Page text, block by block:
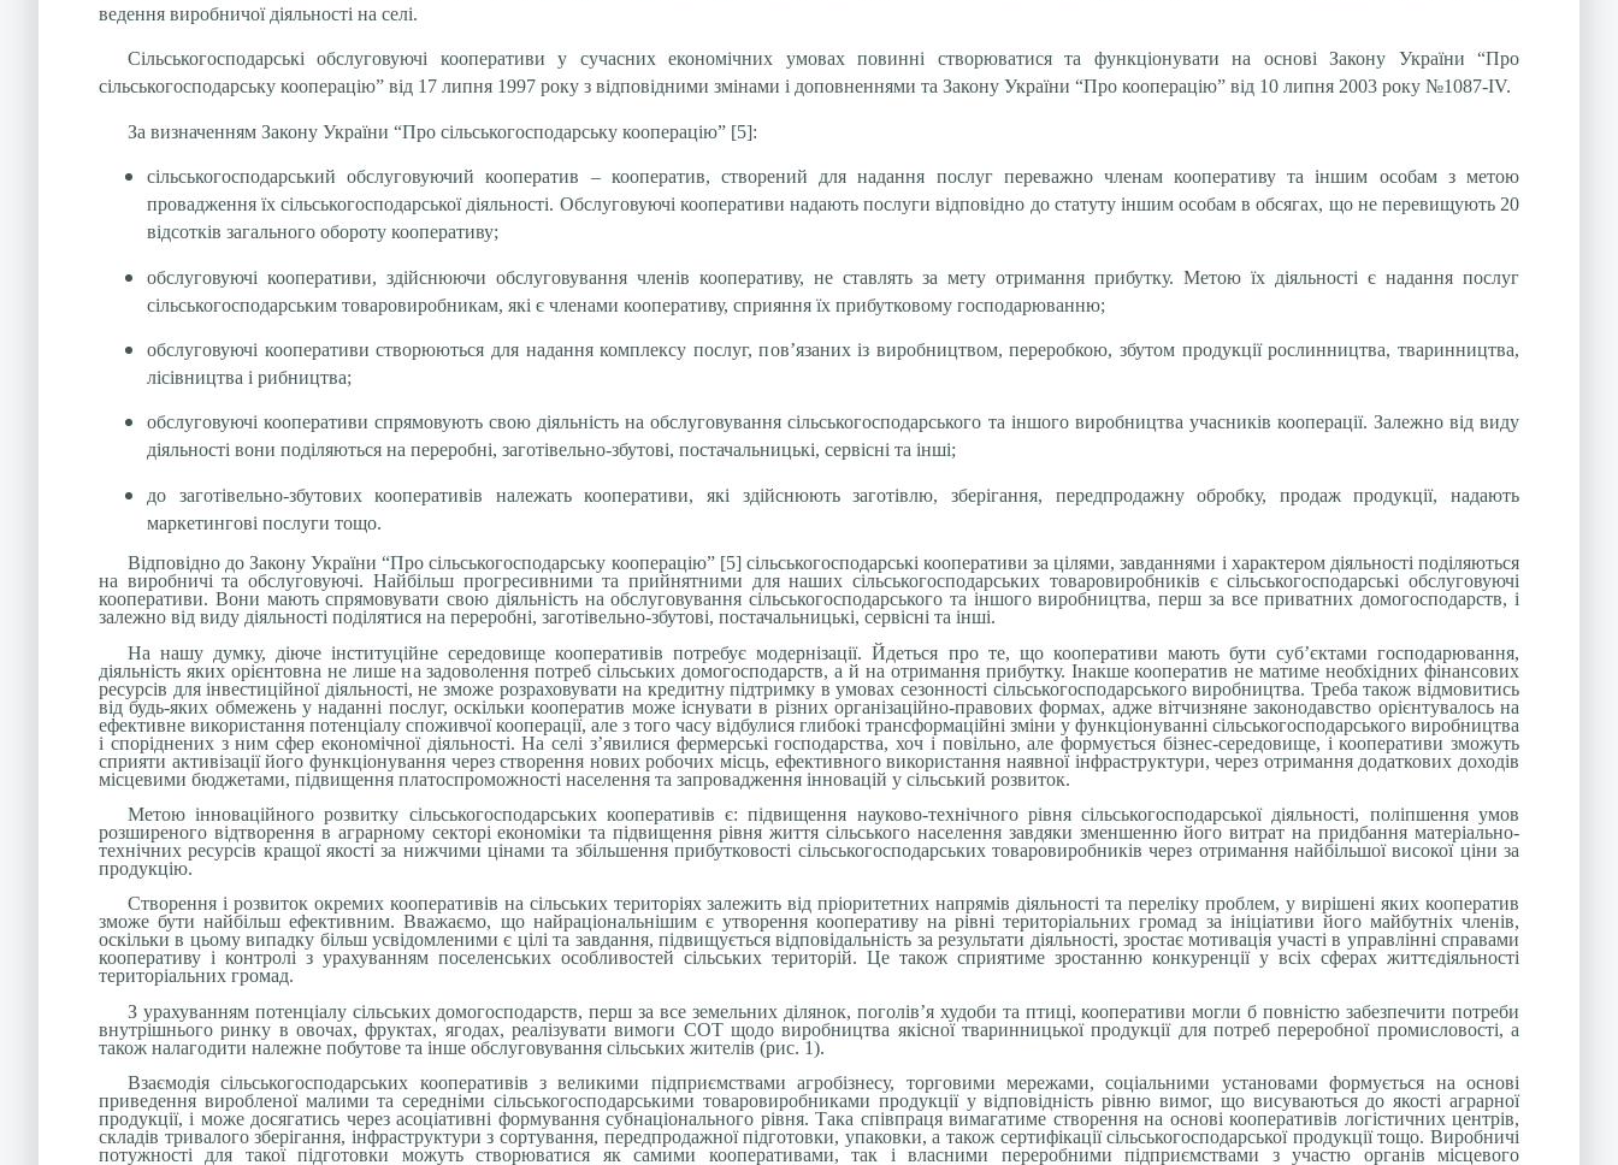
ведення виробничої діяльності на селі.
Сільськогосподарські обслуговуючі кооперативи у сучасних економічних умовах повинні створюватися та функціонувати на основі Закону України “Про
сільськогосподарську кооперацію” від 17 липня 1997 року з відповідними змінами і доповненнями та Закону України “Про кооперацію” від 10 липня 2003 року №1087-IV.
За визначенням Закону України “Про сільськогосподарську кооперацію” [5]:
сільськогосподарський обслуговуючий кооператив – кооператив, створений для надання послуг переважно членам кооперативу та іншим особам з метою
провадження їх сільськогосподарської діяльності. Обслуговуючі кооперативи надають послуги відповідно до статуту іншим особам в обсягах, що не перевищують 20
відсотків загального обороту кооперативу;
обслуговуючі кооперативи, здійснюючи обслуговування членів кооперативу, не ставлять за мету отримання прибутку. Метою їх діяльності є надання послуг
сільськогосподарським товаровиробникам, які є членами кооперативу, сприяння їх прибутковому господарюванню;
обслуговуючі кооперативи створюються для надання комплексу послуг, пов’язаних із виробництвом, переробкою, збутом продукції рослинництва, тваринництва,
лісівництва і рибництва;
обслуговуючі кооперативи спрямовують свою діяльність на обслуговування сільськогосподарського та іншого виробництва учасників кооперації. Залежно від виду
діяльності вони поділяються на переробні, заготівельно-збутові, постачальницькі, сервісні та інші;
до заготівельно-збутових кооперативів належать кооперативи, які здійснюють заготівлю, зберігання, передпродажну обробку, продаж продукції, надають
маркетингові послуги тощо.
Відповідно до Закону України “Про сільськогосподарську кооперацію” [5] сільськогосподарські кооперативи за цілями, завданнями і характером діяльності поділяються
на виробничі та обслуговуючі. Найбільш прогресивними та прийнятними для наших сільськогосподарських товаровиробників є сільськогосподарські обслуговуючі
кооперативи. Вони мають спрямовувати свою діяльність на обслуговування сільськогосподарського та іншого виробництва, перш за все приватних домогосподарств, і
залежно від виду діяльності поділятися на переробні, заготівельно-збутові, постачальницькі, сервісні та інші.
На нашу думку, діюче інституційне середовище кооперативів потребує модернізації. Йдеться про те, що кооперативи мають бути суб’єктами господарювання,
діяльність яких орієнтовна не лише на задоволення потреб сільських домогосподарств, а й на отримання прибутку. Інакше кооператив не матиме необхідних фінансових
ресурсів для інвестиційної діяльності, не зможе розраховувати на кредитну підтримку в умовах сезонності сільськогосподарського виробництва. Треба також відмовитись
від будь-яких обмежень у наданні послуг, оскільки кооператив може існувати в різних організаційно-правових формах, адже вітчизняне законодавство орієнтувалось на
ефективне використання потенціалу споживчої кооперації, але з того часу відбулися глибокі трансформаційні зміни у функціонуванні сільськогосподарського виробництва
і споріднених з ним сфер економічної діяльності. На селі з’явилися фермерські господарства, хоч і повільно, але формується бізнес-середовище, і кооперативи зможуть
сприяти активізації його функціонування через створення нових робочих місць, ефективного використання наявної інфраструктури, через отримання додаткових доходів
місцевими бюджетами, підвищення платоспроможності населення та запровадження інновацій у сільський розвиток.
Метою інноваційного розвитку сільськогосподарських кооперативів є: підвищення науково-технічного рівня сільськогосподарської діяльності, поліпшення умов
розширеного відтворення в аграрному секторі економіки та підвищення рівня життя сільського населення завдяки зменшенню його витрат на придбання матеріально-
технічних ресурсів кращої якості за нижчими цінами та збільшення прибутковості сільськогосподарських товаровиробників через отримання найбільшої високої ціни за
продукцію.
Створення і розвиток окремих кооперативів на сільських територіях залежить від пріоритетних напрямів діяльності та переліку проблем, у вирішені яких кооператив
зможе бути найбільш ефективним. Вважаємо, що найраціональнішим є утворення кооперативу на рівні територіальних громад за ініціативи його майбутніх членів,
оскільки в цьому випадку більш усвідомленими є цілі та завдання, підвищується відповідальність за результати діяльності, зростає мотивація участі в управлінні справами
кооперативу і контролі з урахуванням поселенських особливостей сільських територій. Це також сприятиме зростанню конкуренції у всіх сферах життєдіяльності
територіальних громад.
З урахуванням потенціалу сільських домогосподарств, перш за все земельних ділянок, поголів’я худоби та птиці, кооперативи могли б повністю забезпечити потреби
внутрішнього ринку в овочах, фруктах, ягодах, реалізувати вимоги СОТ щодо виробництва якісної тваринницької продукції для потреб переробної промисловості, а
також налагодити належне побутове та інше обслуговування сільських жителів (рис. 1).
Взаємодія сільськогосподарських кооперативів з великими підприємствами агробізнесу, торговими мережами, соціальними установами формується на основі
приведення виробленої малими та середніми сільськогосподарськими товаровиробниками продукції у відповідність рівню вимог, що висуваються до якості аграрної
продукції, і може досягатись через асоціативні формування субнаціонального рівня. Така співпраця вимагатиме створення на основі кооперативів логістичних центрів,
складів тривалого зберігання, інфраструктури з сортування, передпродажної підготовки, упаковки, а також сертифікації сільськогосподарської продукції тощо. Виробничі
потужності для такої підготовки можуть створюватися як самими кооперативами, так і власними переробними підприємствами з участю органів місцевого